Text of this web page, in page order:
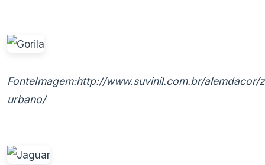
FonteImagem:http://www.suvinil.com.br/alemdacor/
urbano/